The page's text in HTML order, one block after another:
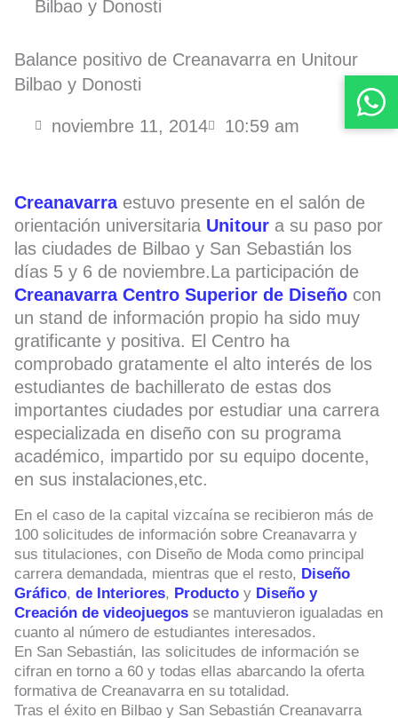
Bilbao y Donosti
Balance positivo de Creanavarra en Unitour
Bilbao y Donosti
noviembre 11, 2014 10:59 am
Creanavarraestuvo presente en el salón de
orientación universitaria Unitour a su paso por
las ciudades de Bilbao y San Sebastián los
días 5 y 6 de noviembre.La participación de
Creanavarra Centro Superior de Diseño con
un stand de información propio ha sido muy
gratificante y positiva. El Centro ha
comprobado gratamente el alto interés de los
estudiantes de bachillerato de estas dos
importantes ciudades por estudiar una carrera
especializada en diseño con su programa
académico, impartido por su equipo docente,
en sus instalaciones,etc.
En el caso de la capital vizcaína se recibieron más de
100 solicitudes de información sobre Creanavarra y
sus titulaciones, con Diseño de Moda como principal
carrera demandada, mientras que el resto, Diseño
Gráfico, de Interiores, Producto y Diseño y
Creación de videojuegos se mantuvieron igualadas en
cuanto al número de estudiantes interesados.
En San Sebastián, las solicitudes de información se
cifran en torno a 60 y todas ellas abarcando la oferta
formativa de Creanavarra en su totalidad.
Tras el éxito en Bilbao y San Sebastián Creanavarra